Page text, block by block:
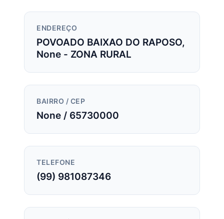
ENDEREÇO
POVOADO BAIXAO DO RAPOSO,
None - ZONA RURAL
BAIRRO / CEP
None / 65730000
TELEFONE
(99) 981087346